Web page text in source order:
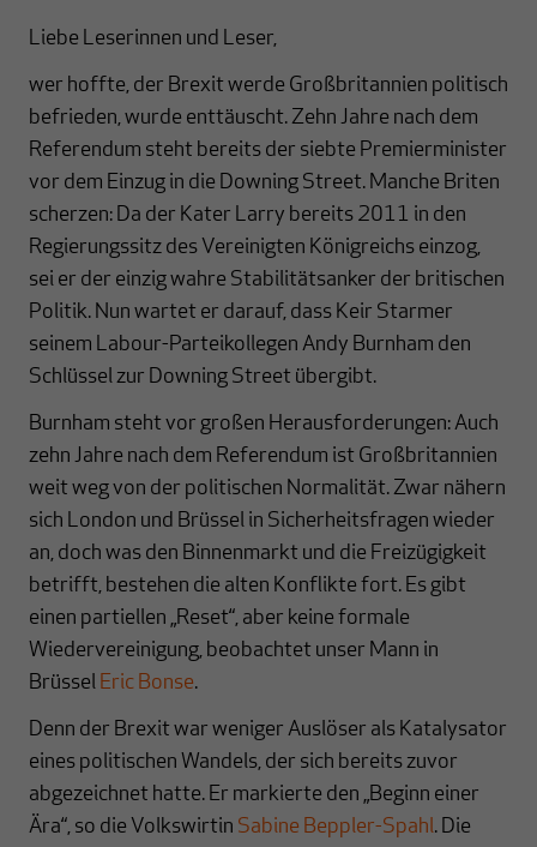
Liebe Leserinnen und Leser,
wer hoffte, der Brexit werde Großbritannien politisch
befrieden, wurde enttäuscht. Zehn Jahre nach dem
Referendum steht bereits der siebte Premierminister
vor dem Einzug in die Downing Street. Manche Briten
scherzen: Da der Kater Larry bereits 2011 in den
Regierungssitz des Vereinigten Königreichs einzog,
sei er der einzig wahre Stabilitätsanker der britischen
Politik. Nun wartet er darauf, dass Keir Starmer
seinem Labour-Parteikollegen Andy Burnham den
Schlüssel zur Downing Street übergibt.
Burnham steht vor großen Herausforderungen: Auch
zehn Jahre nach dem Referendum ist Großbritannien
weit weg von der politischen Normalität. Zwar nähern
sich London und Brüssel in Sicherheitsfragen wieder
an, doch was den Binnenmarkt und die Freizügigkeit
betrifft, bestehen die alten Konflikte fort. Es gibt
einen partiellen „Reset“, aber keine formale
Wiedervereinigung, beobachtet unser Mann in
Brüssel Eric Bonse.
Denn der Brexit war weniger Auslöser als Katalysator
eines politischen Wandels, der sich bereits zuvor
abgezeichnet hatte. Er markierte den „Beginn einer
Ära“, so die Volkswirtin Sabine Beppler-Spahl. Die